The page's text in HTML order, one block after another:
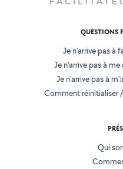
QUESTIONS
Je n'arrive pas à
Je n'arrive pas à
Je n'arrive pas à
Comment réinitialiser
Qui